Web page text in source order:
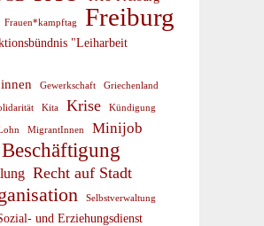
Frauen*kampftag Freiburg
"Leiharbeit
Gewerkschaft Griechenland
Kita Krise Kündigung
MigrantInnen Minijob
Recht auf Stadt
Selbstverwaltung
und Erziehungsdienst